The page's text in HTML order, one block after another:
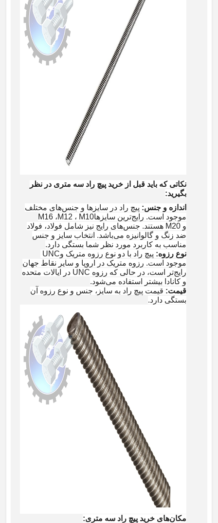
نکاتی که باید قبل از خرید پیچ راد سه متری در نظر
بگیرید:
اندازه و جنس: پیچ راد در سایزها و جنس‌های مختلف
موجود است. رایج‌ترین سایزهاM10 ، M12، M16
و M20 هستند. جنس‌های رایج نیز شامل فولاد، فولاد
ضد زنگ و گالوانیزه می‌باشد. انتخاب سایز و جنس
مناسب به کاربرد مورد نظر شما بستگی دارد.
نوع رزوه: پیچ راد با دو نوع رزوه متریک وUNC
موجود است. رزوه متریک در اروپا و سایر نقاط جهان
رایج‌تر است، در حالی که رزوه UNC در ایالات متحده
و کانادا بیشتر استفاده می‌شود.
قیمت: قیمت پیچ راد به سایز، جنس و نوع رزوه آن
بستگی دارد.
مکان‌های خرید پیچ راد سه متری: